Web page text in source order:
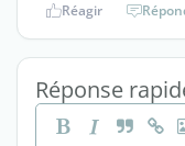
Réagir
Réponse